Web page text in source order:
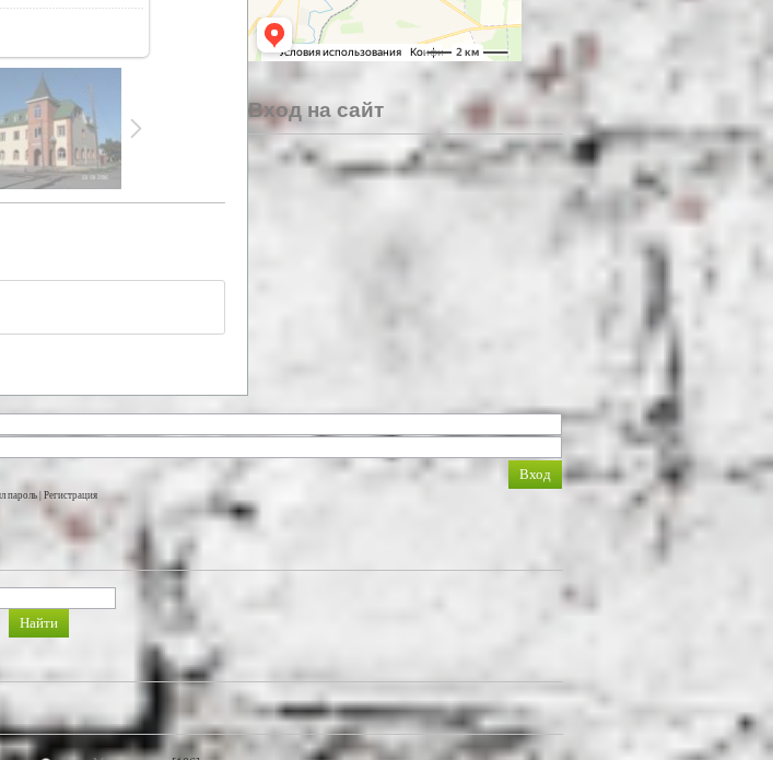
Вход на сайт
пароль Регистрация